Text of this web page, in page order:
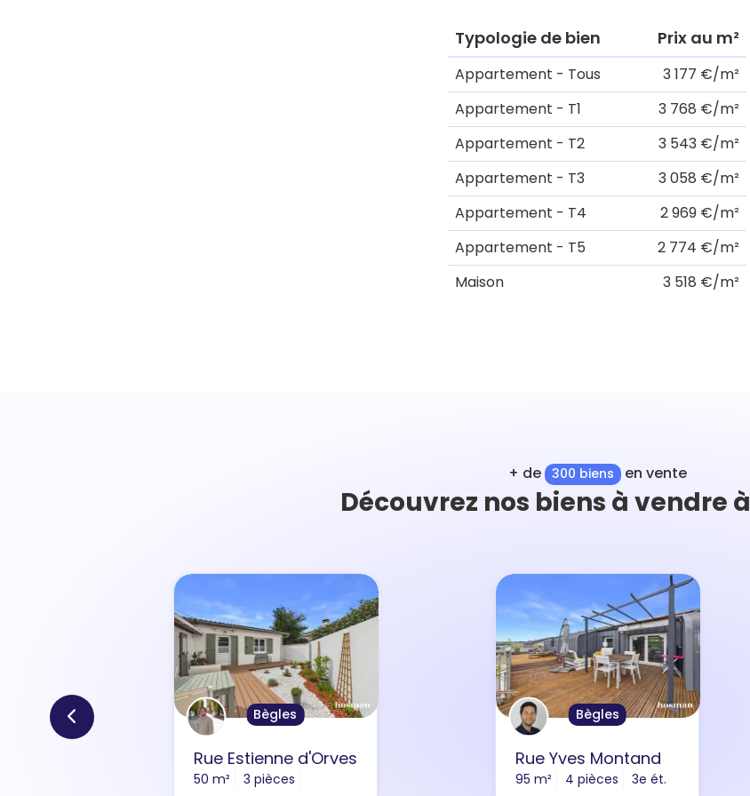
Typologie de bien Prix au m²
Appartement - Tous
3 177 €/m²
Appartement - T1
3 768 €/m²
Appartement - T2
3 543 €/m²
Appartement - T3
3 058 €/m²
Appartement - T4
2 969 €/m²
Appartement - T5
2 774 €/m²
Maison
3 518 €/m²
+ de 300 biens en vente
Découvrez nos biens à vendre à
Bègles
Rue Estienne d'Orves
50 m² 3 pièces
Bègles
Rue Yves Montand
95 m² 4 pièces 3e ét.